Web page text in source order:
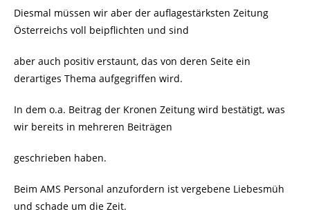
Diesmal müssen wir aber der auflagestärksten Zeitung
Österreichs voll beipflichten und sind
aber auch positiv erstaunt, das von deren Seite ein
derartiges Thema aufgegriffen wird.
In dem o.a. Beitrag der Kronen Zeitung wird bestätigt, was
wir bereits in mehreren Beiträgen
geschrieben haben.
Beim AMS Personal anzufordern ist vergebene Liebesmüh
und schade um die Zeit.